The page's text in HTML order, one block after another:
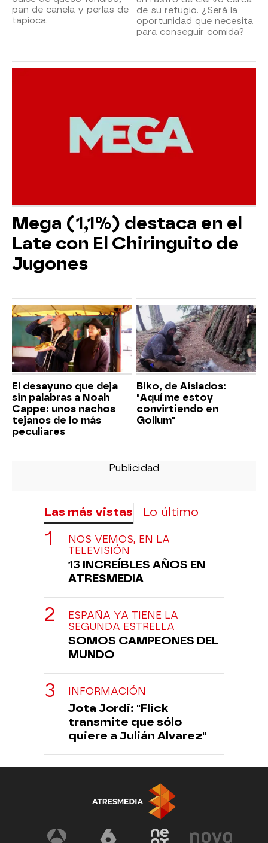
pan de canela y perlas de
tapioca.
de su refugio. ¿Será la
oportunidad que necesita
para conseguir comida?
Mega (1,1%) destaca en el
Late con El Chiringuito de
Jugones
El desayuno que deja
sin palabras a Noah
Cappe: unos nachos
tejanos de lo más
peculiares
Biko, de Aislados:
"Aquí me estoy
convirtiendo en
Gollum"
Las más vistas Lo último
NOS VEMOS, EN LA
TELEVISIÓN
13 INCREÍBLES AÑOS EN
ATRESMEDIA
ESPAÑA YA TIENE LA
SEGUNDA ESTRELLA
SOMOS CAMPEONES DEL
MUNDO
INFORMACIÓN
Jota Jordi: "Flick
transmite que sólo
quiere a Julián Alvarez"